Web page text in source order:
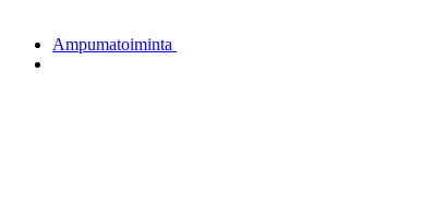
Ampumatoiminta